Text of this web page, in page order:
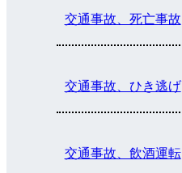
交通事故、死亡事故
交通事故、ひき逃げ
交通事故、飲酒運転